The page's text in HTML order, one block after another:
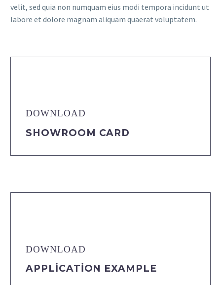
velit, sed quia non numquam eius modi tempora incidunt ut
labore et dolore magnam aliquam quaerat voluptatem.
DOWNLOAD
SHOWROOM CARD
DOWNLOAD
APPLICATION EXAMPLE